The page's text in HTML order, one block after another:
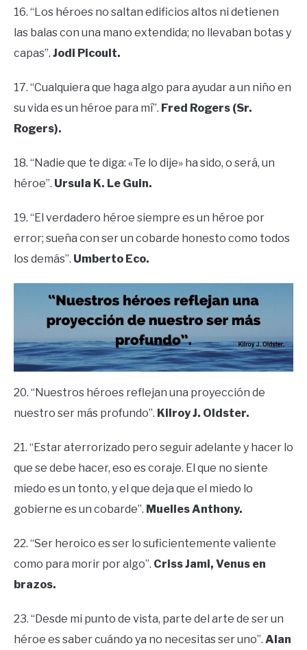
16. “Los héroes no saltan edificios altos ni detienen
las balas con una mano extendida; no llevaban botas y
capas”. Jodi Picoult.
17. “Cualquiera que haga algo para ayudar a un niño en
su vida es un héroe para mí”. Fred Rogers (Sr.
Rogers).
18. “Nadie que te diga: «Te lo dije» ha sido, o será, un
héroe”. Ursula K. Le Guin.
19. “El verdadero héroe siempre es un héroe por
error; sueña con ser un cobarde honesto como todos
los demás”. Umberto Eco.
20. “Nuestros héroes reflejan una proyección de
nuestro ser más profundo”. Kilroy J. Oldster.
21. “Estar aterrorizado pero seguir adelante y hacer lo
que se debe hacer, eso es coraje. El que no siente
miedo es un tonto, y el que deja que el miedo lo
gobierne es un cobarde”. Muelles Anthony.
22. “Ser heroico es ser lo suficientemente valiente
como para morir por algo”. Criss Jami, Venus en
brazos.
23. “Desde mi punto de vista, parte del arte de ser un
héroe es saber cuándo ya no necesitas ser uno”. Alan